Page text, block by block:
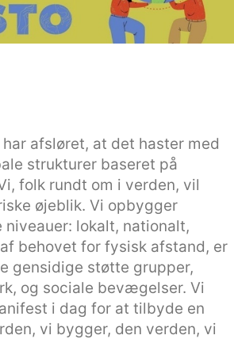
afsløret, at det haster med
strukturer baseret på
folk rundt om i verden, vil
øjeblik. Vi opbygger
lokalt, nationalt,
behovet for fysisk afstand, er
gensidige støtte grupper,
og sociale bevægelser. Vi
i dag for at tilbyde en
vi bygger, den verden, vi